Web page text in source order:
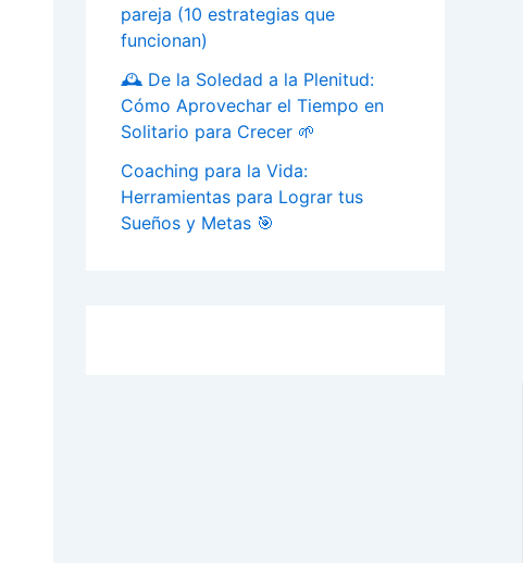
pareja (10 estrategias que
funcionan)
🕰️ De la Soledad a la Plenitud:
Cómo Aprovechar el Tiempo en
Solitario para Crecer 🌱
Coaching para la Vida:
Herramientas para Lograr tus
Sueños y Metas 🎯